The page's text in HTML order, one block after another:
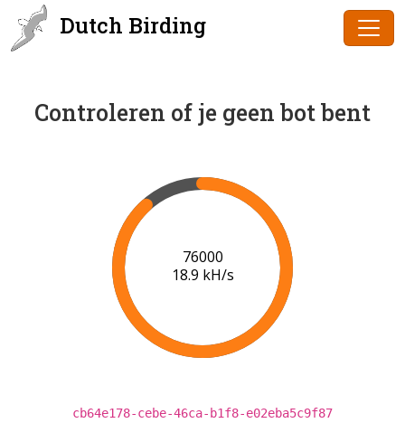
Dutch Birding
Controleren of je geen bot bent
78000
19.1 kH/s
cb64e178-cebe-46ca-b1f8-e02eba5c9f87